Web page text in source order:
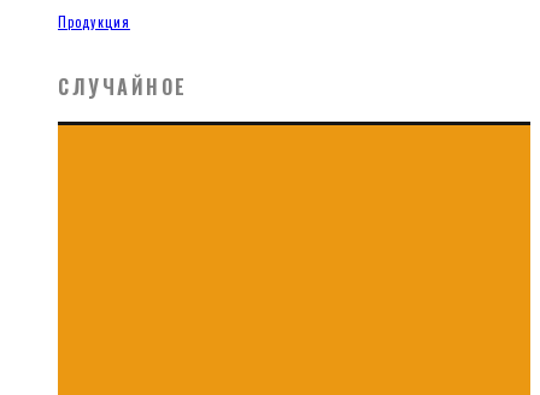
Продукция
СЛУЧАЙНОЕ